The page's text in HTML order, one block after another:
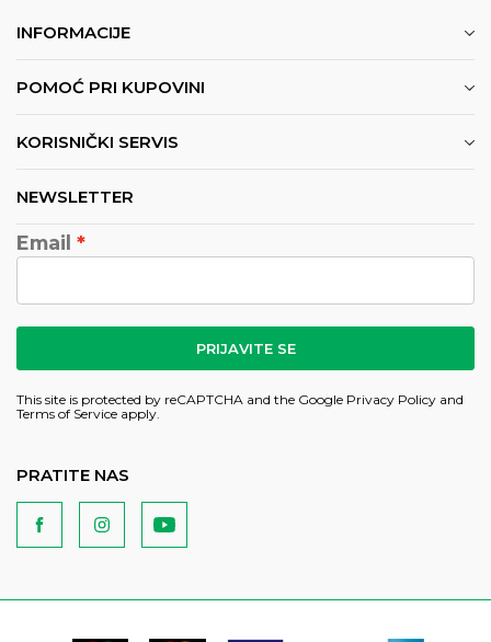
INFORMACIJE
POMOĆ PRI KUPOVINI
KORISNIČKI SERVIS
NEWSLETTER
Email
PRIJAVITE SE
This site is protected by reCAPTCHA and the Google Privacy Policy and
Terms of Service apply.
PRATITE NAS